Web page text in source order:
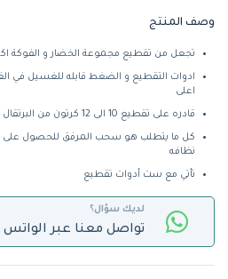
وصف المنتج
تجعل من تقطيع مجموعة الخضار و الفوكة
ادوات التقطيع و الضغط قابله للغسيل في
اعلى
قادره على تقطيع 10 الى 12 كرتون من البرتقال في الساعة
نظافه
تأتي مع ست أدوات تقطيع
لديك سؤال؟
تواصل معنا عبر